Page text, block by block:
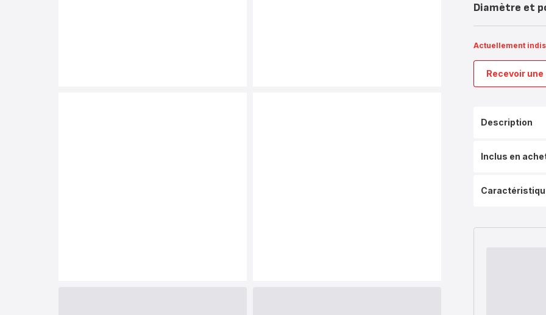
Diamètre et
Actuellement
Recevoir
Description
Inclus en